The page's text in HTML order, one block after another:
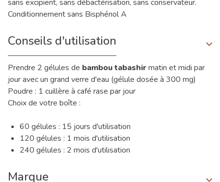
sans excipient, sans débactérisation, sans conservateur.
Conditionnement sans Bisphénol A
Conseils d'utilisation
Prendre 2 gélules de bambou tabashirmatin et midi par
jour avec un grand verre d'eau (gélule dosée à 300 mg)
Poudre : 1 cuillère à café rase par jour
Choix de votre boîte :
60 gélules : 15 jours d'utilisation
120 gélules : 1 mois d'utilisation
240 gélules : 2 mois d'utilisation
Marque